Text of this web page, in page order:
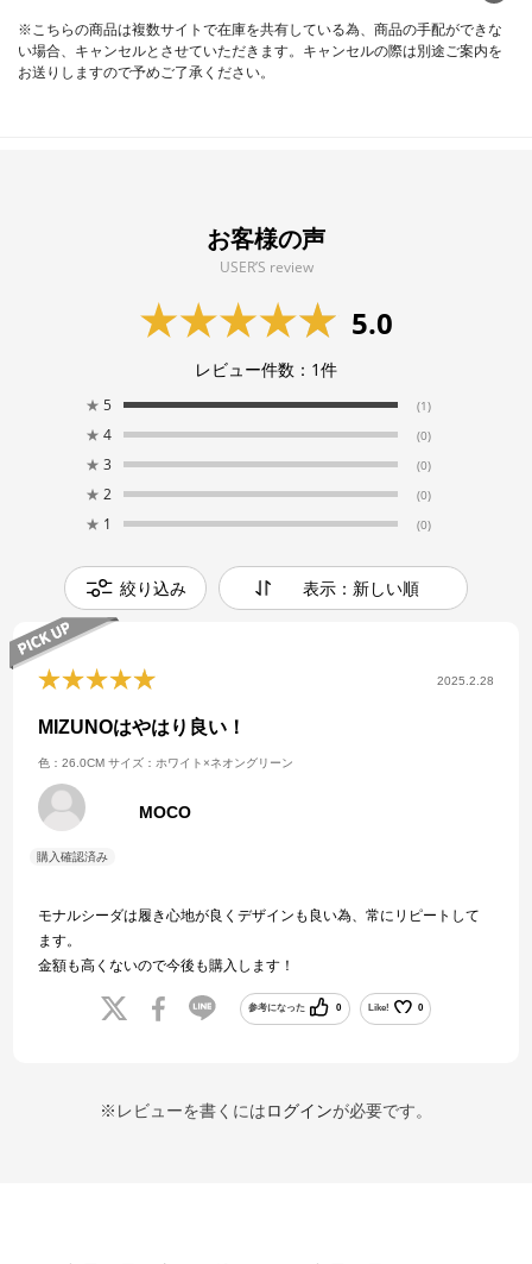
※こちらの商品は複数サイトで在庫を共有している為、商品の手配ができな
い場合、キャンセルとさせていただきます。キャンセルの際は別途ご案内を
お送りしますので予めご了承ください。
お客様の声
USER’S review
5.0
レビュー件数： 1件
★ 5 (1)
★ 4 (0)
★ 3 (0)
★ 2 (0)
★ 1 (0)
絞り込み 表示：新しい順
2025.2.28
MIZUNOはやはり良い！
色：26.0CM サイズ：ホワイト×ネオングリーン
MOCO
モナルシーダは履き心地が良くデザインも良い為、常にリピートして
ます。
金額も高くないので今後も購入します！
参考になった 0 Like! 0
※レビューを書くにはログインが必要です。